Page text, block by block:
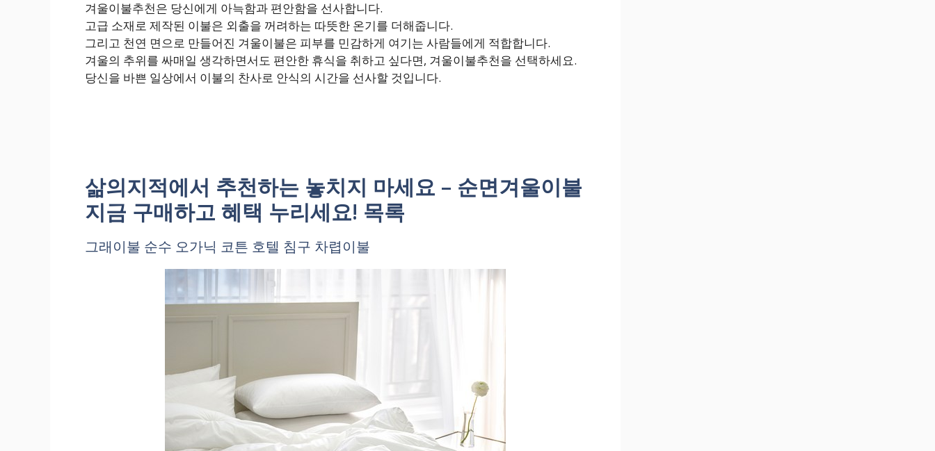
겨울이불추천은 당신에게 아늑함과 편안함을 선사합니다.
고급 소재로 제작된 이불은 외출을 꺼려하는 따뜻한 온기를 더해줍니다.
그리고 천연 면으로 만들어진 겨울이불은 피부를 민감하게 여기는 사람들에게 적합합니다.
겨울의 추위를 싸매일 생각하면서도 편안한 휴식을 취하고 싶다면, 겨울이불추천을 선택하세요.
당신을 바쁜 일상에서 이불의 찬사로 안식의 시간을 선사할 것입니다.
삶의지적에서 추천하는 놓치지 마세요 – 순면겨울이불
지금 구매하고 혜택 누리세요! 목록
그래이불 순수 오가닉 코튼 호텔 침구 차렵이불